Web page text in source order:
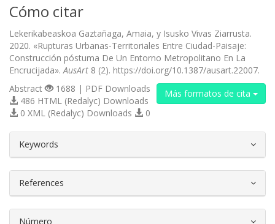
Cómo citar
Lekerikabeaskoa Gaztañaga, Amaia, y Isusko Vivas Ziarrusta.
2020. «Rupturas Urbanas-Territoriales Entre Ciudad-Paisaje:
Construcción póstuma De Un Entorno Metropolitano En La
Encrucijada». AusArt 8 (2). https://doi.org/10.1387/ausart.22007.
Más formatos de cita
Abstract
1688 | PDF Downloads
486 HTML (Redalyc) Downloads
0 XML (Redalyc) Downloads
0
Keywords
References
Número